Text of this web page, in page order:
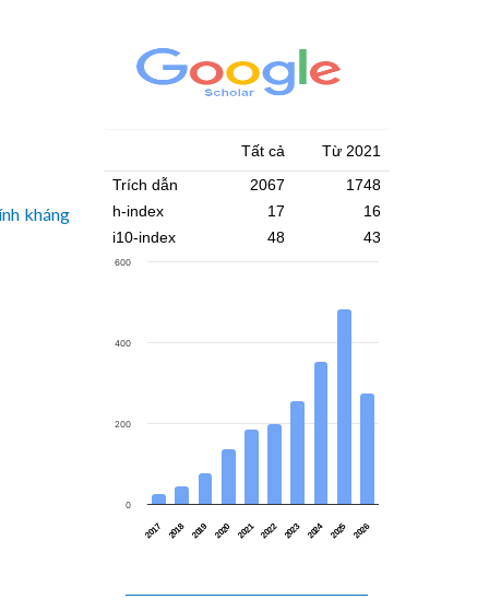
Tất cả
Từ 2021
Trích dẫn
2067
1748
h-index
17
16
i10-index
48 43
2017 2018 2019 2020 2021 2022 2023 2024 2025 2026
0
200
400
600
kháng